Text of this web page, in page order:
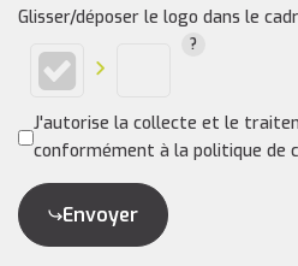
Glisser/déposer le logo dans le
J'autorise la collecte et le
conformément à la politique de
Envoyer